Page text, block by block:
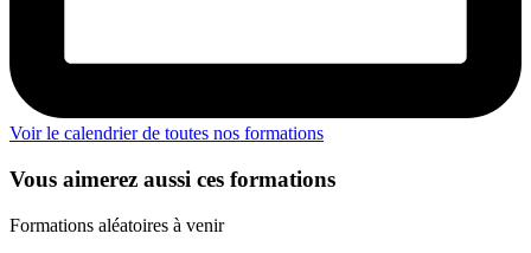
Voir le calendrier de toutes nos formations
Vous aimerez aussi ces formations
Formations aléatoires à venir